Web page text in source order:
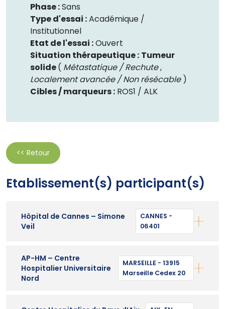
Phase :Sans
Type d'essai :Académique /
Institutionnel
Etat de l'essai :Ouvert
Situation thérapeutique : Tumeur
solide( Métastatique / Rechute,
Localement avancée / Non résécable)
Cibles / marqueurs : ROS1 / ALK
<< Retour
Etablissement(s) participant(s)
Hôpital de Cannes – Simone
Veil
CANNES -
06401
AP-HM – Centre
Hospitalier Universitaire
Nord
MARSEILLE - 13915
Marseille Cedex 20